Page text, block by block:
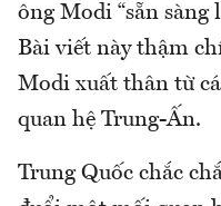
ông Modi “sẵn sàng
Bài viết này thậm
Modi xuất thân từ
quan hệ Trung-Ấn.
Trung Quốc chắc